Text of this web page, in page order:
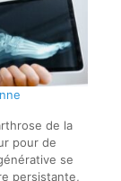
de la
pour de
se
persistante,